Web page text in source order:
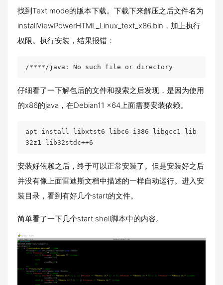
找到Text mode的版本下载。下载下来解压之后文件名为
installViewPowerHTML_Linux_text_x86.bin，加上执行
权限。执行安装，结果报错：
/****/java: No such file or directory
仔细看了一下解包后的文件和搜索之后发现，是因为使用
的x86的java，在Debian11 x64上面需要安装依赖。
apt install libxtst6 libc6-i386 libgcc1 lib
32z1 lib32stdc++6
安装好依赖之后，终于可以正常安装了。但是安装好之后
并没有像上面雷迪斯文档中描述的一样自动运行。进入安
装目录，看到有好几个start的文件。
简单看了一下几个start shell脚本中的内容。